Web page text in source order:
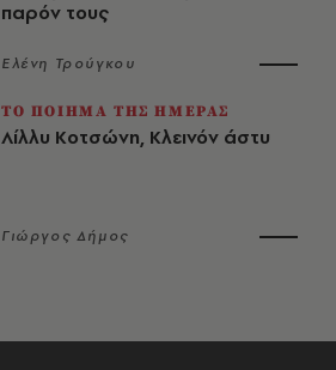
παρόν τους
Ελένη Τρούγκου
ΤΟ ΠΟΙΗΜΑ ΤΗΣ ΗΜΕΡΑΣ
Λίλλυ Κοτσώνη, Κλεινόν άστυ
Γιώργος Δήμος